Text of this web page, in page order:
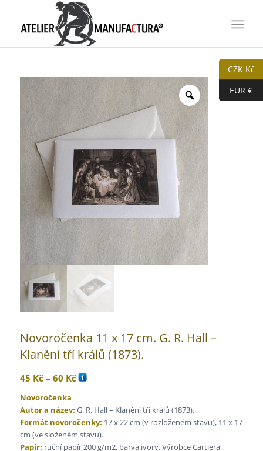
Novoročenka 11 x 17 cm. G. R. Hall –
Klanění tří králů (1873).
45 Kč – 60 KčRozpětí
45 Kč
až
60 Kč
Novoročenka
Autor a název: G. R. Hall – Klanění tří králů (1873).
Formát novoročenky: 17 x 22 cm (v rozloženém stavu), 11 x 17
cm (ve složeném stavu).
Papír: ruční papír 200 g/m2, barva ivory. Výrobce Cartiera
CZK Kč
EUR €